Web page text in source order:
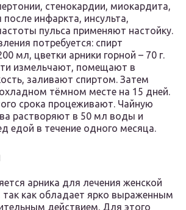
стенокардии, миокардита,
после инфаркта, инсульта,
пульса применяют настойку.
потребуется: спирт
мл, цветки арники горной – 70 г.
измельчают, помещают в
заливают спиртом. Затем
тёмном месте на 15 дней.
срока процеживают. Чайную
растворяют в 50 мл воды и
едой в течение одного месяца.
арника для лечения женской
как обладает ярко выраженным
действием. Для этого